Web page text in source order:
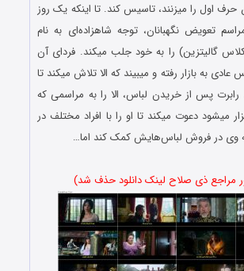
حرف اول را میزنند، تاسیس کند. تا اینکه یک روز
تعویض نگهبانان، توجه شاهزاده‌ای به نام
گالیتزین) را به خود جلب میکند. فردای آن
عادی به بازار رفته و میبیند که الا تلاش میکند تا
رابرت پس از خریدن لباس، الا را به مراسمی که
میشود دعوت میکند تا او را با افراد مختلف در
به وی در فروش لباس‌هایش کمک کند اما…
مراجع ذی صلاح لینک دانلود حذف شد)